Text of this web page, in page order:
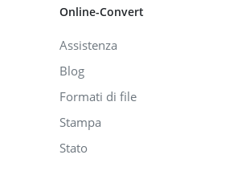
Online-Convert
Assistenza
Blog
Formati di file
Stampa
Stato